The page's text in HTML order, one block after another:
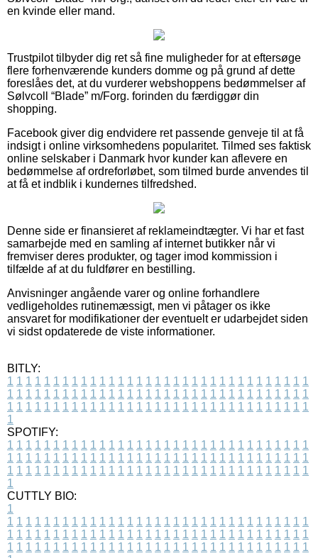
en kvinde eller mand.
Trustpilot tilbyder dig ret så fine muligheder for at eftersøge
flere forhenværende kunders domme og på grund af dette
foreslåes det, at du vurderer webshoppens bedømmelser af
Sølvcoll “Blade” m/Forg. forinden du færdiggør din
shopping.
Facebook giver dig endvidere ret passende genveje til at få
indsigt i online virksomhedens popularitet. Tilmed ses faktisk
online selskaber i Danmark hvor kunder kan aflevere en
bedømmelse af ordreforløbet, som tilmed burde anvendes til
at få et indblik i kundernes tilfredshed.
Denne side er finansieret af reklameindtægter. Vi har et fast
samarbejde med en samling af internet butikker når vi
fremviser deres produkter, og tager imod kommission i
tilfælde af at du fuldfører en bestilling.
Anvisninger angående varer og online forhandlere
vedligeholdes rutinemæssigt, men vi påtager os ikke
ansvaret for modifikationer der eventuelt er udarbejdet siden
vi sidst opdaterede de viste informationer.
BITLY:
1 1 1 1 1 1 1 1 1 1 1 1 1 1 1 1 1 1 1 1 1 1 1 1 1 1 1 1 1 1 1 1 1
1 1 1 1 1 1 1 1 1 1 1 1 1 1 1 1 1 1 1 1 1 1 1 1 1 1 1 1 1 1 1 1 1
1 1 1 1 1 1 1 1 1 1 1 1 1 1 1 1 1 1 1 1 1 1 1 1 1 1 1 1 1 1 1 1 1
1
SPOTIFY:
1 1 1 1 1 1 1 1 1 1 1 1 1 1 1 1 1 1 1 1 1 1 1 1 1 1 1 1 1 1 1 1 1
1 1 1 1 1 1 1 1 1 1 1 1 1 1 1 1 1 1 1 1 1 1 1 1 1 1 1 1 1 1 1 1 1
1 1 1 1 1 1 1 1 1 1 1 1 1 1 1 1 1 1 1 1 1 1 1 1 1 1 1 1 1 1 1 1 1
1
CUTTLY BIO:
1
1 1 1 1 1 1 1 1 1 1 1 1 1 1 1 1 1 1 1 1 1 1 1 1 1 1 1 1 1 1 1 1 1
1 1 1 1 1 1 1 1 1 1 1 1 1 1 1 1 1 1 1 1 1 1 1 1 1 1 1 1 1 1 1 1 1
1 1 1 1 1 1 1 1 1 1 1 1 1 1 1 1 1 1 1 1 1 1 1 1 1 1 1 1 1 1 1 1 1